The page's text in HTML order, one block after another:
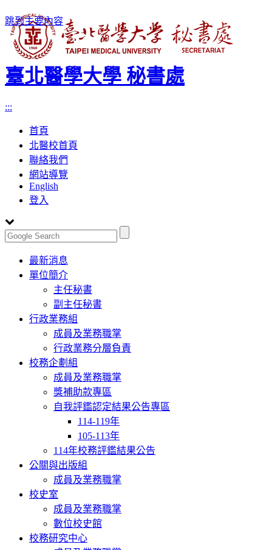
跳到主要內容
臺北醫學大學 秘書處
:::
首頁
北醫校首頁
聯絡我們
網站導覽
English
登入
Toggle
navigation
最新消息
單位簡介
主任秘書
副主任秘書
行政業務組
成員及業務職掌
行政業務分層負責
校務企劃組
成員及業務職掌
獎補助款專區
自我評鑑認定結果公告專區
114-119年
105-113年
114年校務評鑑結果公告
公關與出版組
成員及業務職掌
校史室
成員及業務職掌
數位校史館
校務研究中心